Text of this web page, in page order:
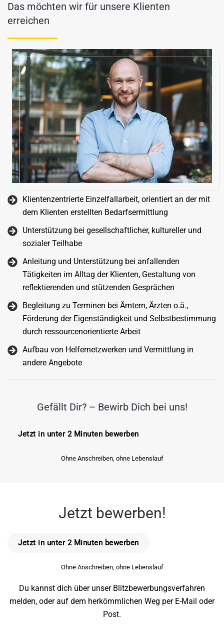
Das möchten wir für unsere Klienten
erreichen
Klientenzentrierte Einzelfallarbeit, orientiert an der mit
dem Klienten erstellten Bedarfsermittlung
Unterstützung bei gesellschaftlicher, kultureller und
sozialer Teilhabe
Anleitung und Unterstützung bei anfallenden
Tätigkeiten im Alltag der Klienten, Gestaltung von
reflektierenden und stützenden Gesprächen
Begleitung zu Terminen bei Ämtern, Ärzten o.ä.,
Förderung der Eigenständigkeit und Selbstbestimmung
durch ressourcenorientierte Arbeit
Aufbau von Helfernetzwerken und Vermittlung in
andere Angebote
Gefällt Dir? – Bewirb Dich bei uns!
Jetzt in unter 2 Minuten bewerben
Ohne Anschreiben, ohne Lebenslauf
Jetzt bewerben!
Jetzt in unter 2 Minuten bewerben
Ohne Anschreiben, ohne Lebenslauf
Du kannst dich über unser Blitzbewerbungsverfahren
melden, oder auf dem herkömmlichen Weg per E-Mail oder
Post.